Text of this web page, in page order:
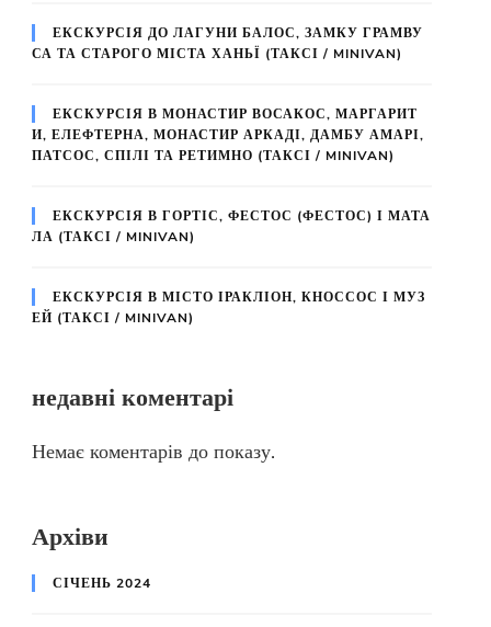
ЕКСКУРСІЯ ДО ЛАГУНИ БАЛОС, ЗАМКУ ГРАМВУ
СА ТА СТАРОГО МІСТА ХАНЬЇ (ТАКСІ / MINIVAN)
ЕКСКУРСІЯ В МОНАСТИР ВОСАКОС, МАРГАРИТ
И, ЕЛЕФТЕРНА, МОНАСТИР АРКАДІ, ДАМБУ АМАРІ,
ПАТСОС, СПІЛІ ТА РЕТИМНО (ТАКСІ / MINIVAN)
ЕКСКУРСІЯ В ГОРТІС, ФЕСТОС (ФЕСТОС) І МАТА
ЛА (ТАКСІ / MINIVAN)
ЕКСКУРСІЯ В МІСТО ІРАКЛІОН, КНОССОС І МУЗ
ЕЙ (ТАКСІ / MINIVAN)
недавні коментарі
Немає коментарів до показу.
Архіви
СІЧЕНЬ 2024